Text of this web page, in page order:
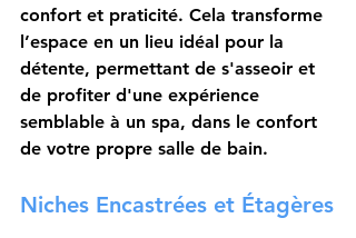
confort et praticité. Cela transforme
l’espace en un lieu idéal pour la
détente, permettant de s'asseoir et
de profiter d'une expérience
semblable à un spa, dans le confort
de votre propre salle de bain.
Niches Encastrées et Étagères